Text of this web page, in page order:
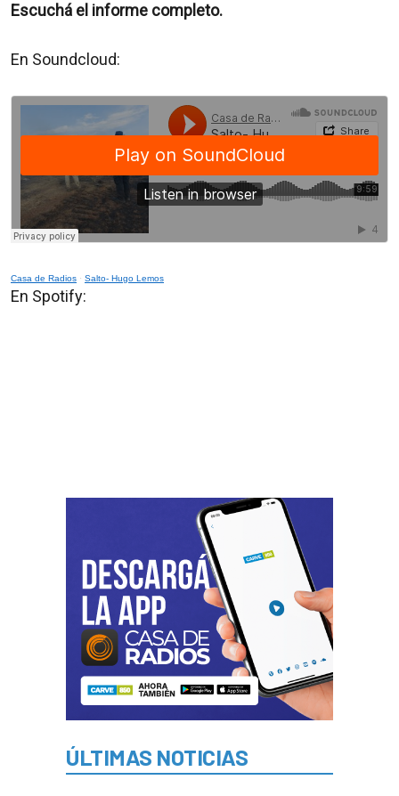
Escuchá el informe completo.
En Soundcloud:
Casa de Radios · Salto- Hugo Lemos
En Spotify:
ÚLTIMAS NOTICIAS